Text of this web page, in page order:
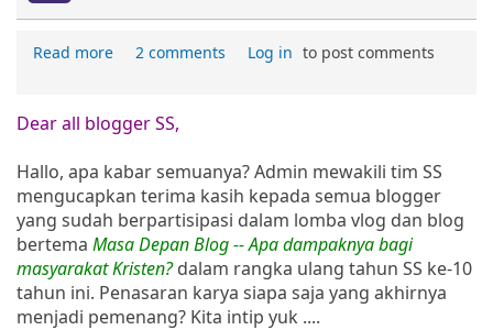
Read more 2 comments Log in to post comments
Dear all blogger SS,
Hallo, apa kabar semuanya? Admin mewakili tim SS
mengucapkan terima kasih kepada semua blogger
yang sudah berpartisipasi dalam lomba vlog dan blog
bertema Masa Depan Blog -- Apa dampaknya bagi
masyarakat Kristen?dalam rangka ulang tahun SS ke-10
tahun ini. Penasaran karya siapa saja yang akhirnya
menjadi pemenang? Kita intip yuk ....